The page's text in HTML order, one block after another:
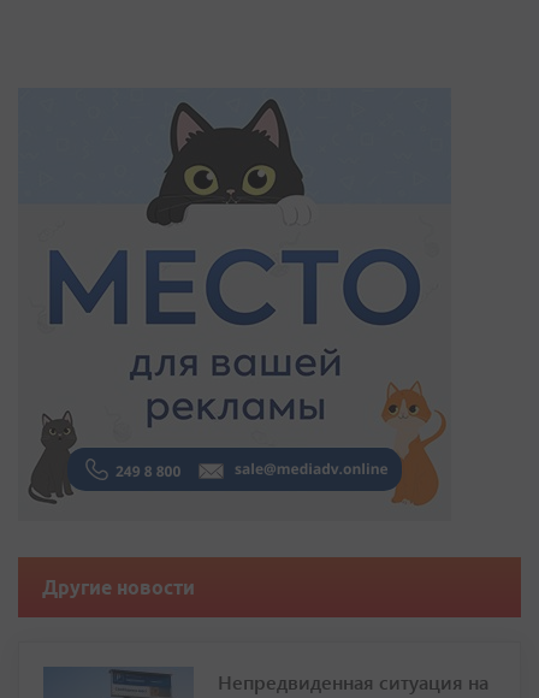
Другие новости
Непредвиденная ситуация на